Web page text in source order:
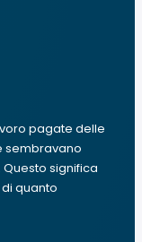
pagate delle
sembravano
Questo significa
di quanto